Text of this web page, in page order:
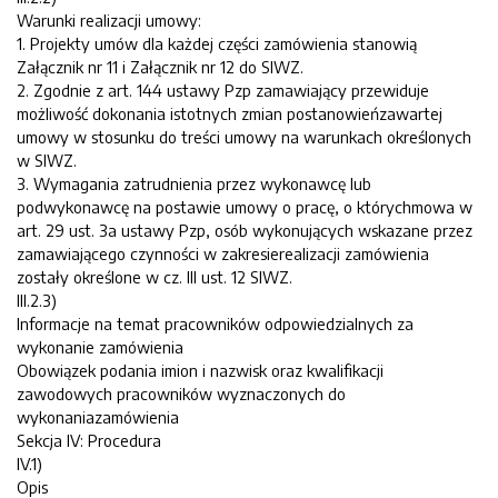
Warunki realizacji umowy:
1. Projekty umów dla każdej części zamówienia stanowią
Załącznik nr 11 i Załącznik nr 12 do SIWZ.
2. Zgodnie z art. 144 ustawy Pzp zamawiający przewiduje
możliwość dokonania istotnych zmian postanowieńzawartej
umowy w stosunku do treści umowy na warunkach określonych
w SIWZ.
3. Wymagania zatrudnienia przez wykonawcę lub
podwykonawcę na postawie umowy o pracę, o którychmowa w
art. 29 ust. 3a ustawy Pzp, osób wykonujących wskazane przez
zamawiającego czynności w zakresierealizacji zamówienia
zostały określone w cz. III ust. 12 SIWZ.
III.2.3)
Informacje na temat pracowników odpowiedzialnych za
wykonanie zamówienia
Obowiązek podania imion i nazwisk oraz kwalifikacji
zawodowych pracowników wyznaczonych do
wykonaniazamówienia
Sekcja IV: Procedura
IV.1)
Opis